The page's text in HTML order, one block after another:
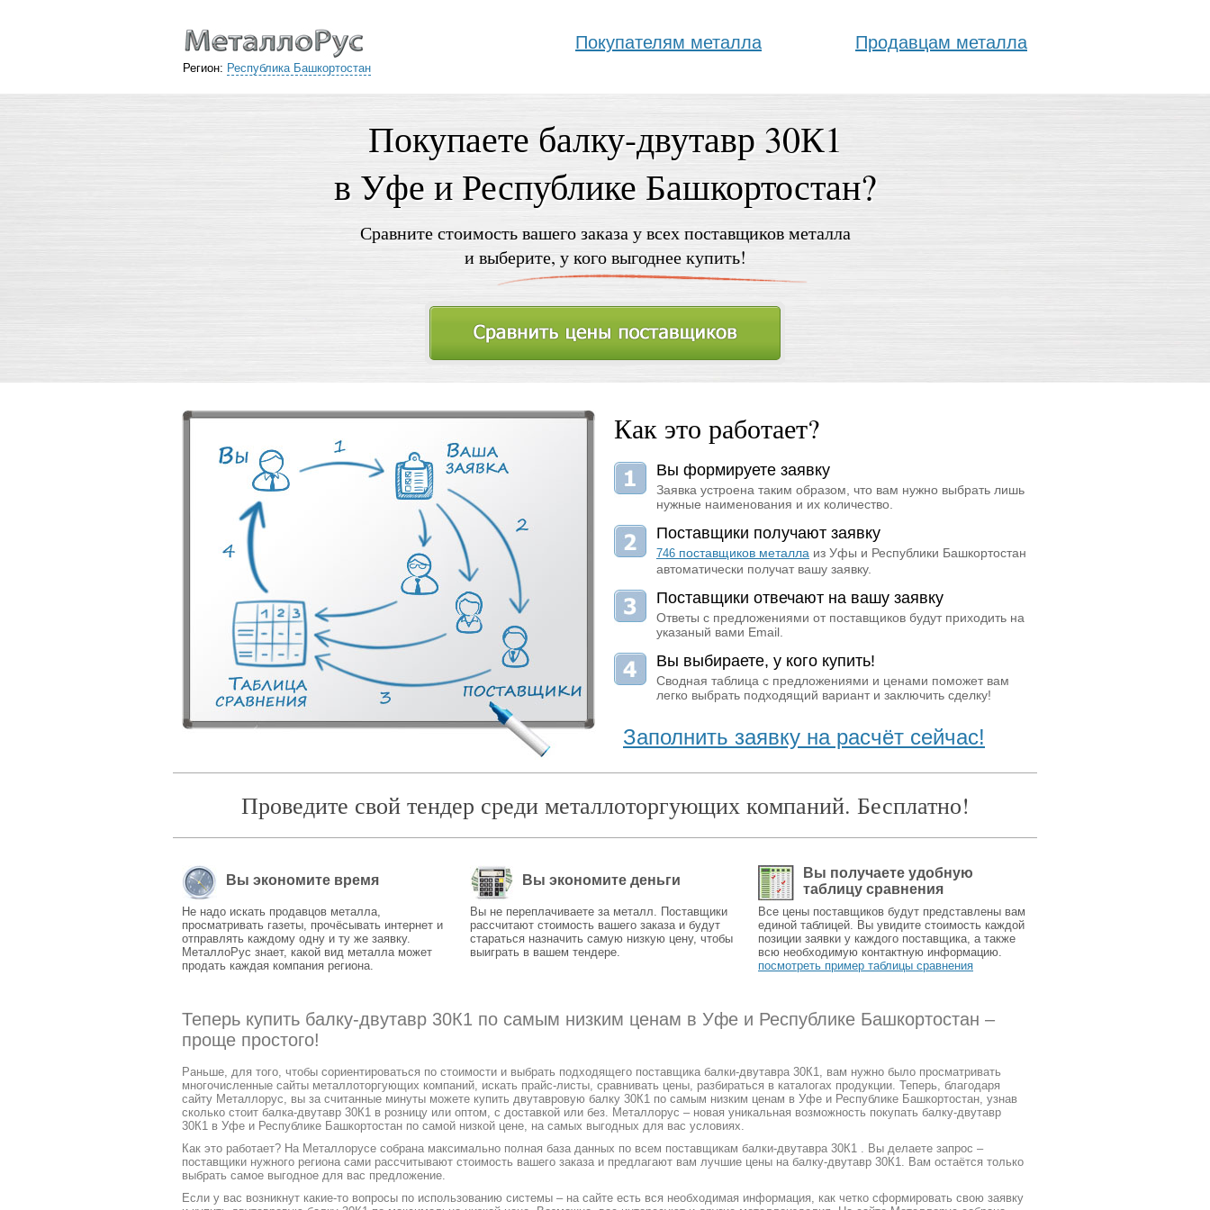
Регион: Республика Башкортостан
Покупателям металла Продавцам металла
Покупаете балку-двутавр 30К1
в Уфе и Республике Башкортостан?
Сравните стоимость вашего заказа у всех поставщиков металла
и выберите, у кого выгоднее купить!
Как это работает?
Вы формируете заявку
Заявка устроена таким образом, что вам нужно выбрать лишь
нужные наименования и их количество.
Поставщики получают заявку
746 поставщиков металла из Уфы и Республики Башкортостан
автоматически получат вашу заявку.
Поставщики отвечают на вашу заявку
Ответы с предложениями от поставщиков будут приходить на
указаный вами Email.
Вы выбираете, у кого купить!
Сводная таблица с предложениями и ценами поможет вам
легко выбрать подходящий вариант и заключить сделку!
Заполнить заявку на расчёт сейчас!
Проведите свой тендер среди металлоторгующих компаний. Бесплатно!
Вы экономите время
Не надо искать продавцов металла,
просматривать газеты, прочёсывать интернет и
отправлять каждому одну и ту же заявку.
МеталлоРус знает, какой вид металла может
продать каждая компания региона.
Вы экономите деньги
Вы не переплачиваете за металл. Поставщики
рассчитают стоимость вашего заказа и будут
стараться назначить самую низкую цену, чтобы
выиграть в вашем тендере.
Вы получаете удобную
таблицу сравнения
Все цены поставщиков будут представлены вам
единой таблицей. Вы увидите стоимость каждой
позиции заявки у каждого поставщика, а также
всю необходимую контактную информацию.
посмотреть пример таблицы сравнения
Теперь купить балку-двутавр 30К1 по самым низким ценам в Уфе и Республике Башкортостан –
проще простого!
Раньше, для того, чтобы сориентироваться по стоимости и выбрать подходящего поставщика балки-двутавра 30К1, вам нужно было просматривать
многочисленные сайты металлоторгующих компаний, искать прайс-листы, сравнивать цены, разбираться в каталогах продукции. Теперь, благодаря
сайту Металлорус, вы за считанные минуты можете купить двутавровую балку 30К1 по самым низким ценам в Уфе и Республике Башкортостан, узнав
сколько стоит балка-двутавр 30К1 в розницу или оптом, с доставкой или без. Металлорус – новая уникальная возможность покупать балку-двутавр
30К1 в Уфе и Республике Башкортостан по самой низкой цене, на самых выгодных для вас условиях.
Как это работает? На Металлорусе собрана максимально полная база данных по всем поставщикам балки-двутавра 30К1 . Вы делаете запрос –
поставщики нужного региона сами рассчитывают стоимость вашего заказа и предлагают вам лучшие цены на балку-двутавр 30К1. Вам остаётся только
выбрать самое выгодное для вас предложение.
Если у вас возникнут какие-то вопросы по использованию системы – на сайте есть вся необходимая информация, как четко сформировать свою заявку